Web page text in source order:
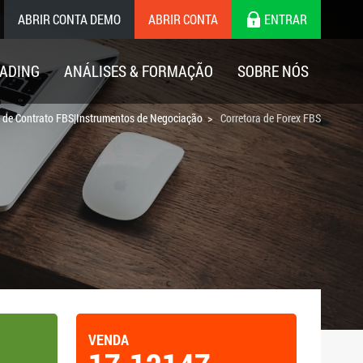
ABRIR CONTA DEMO ABRIR CONTA ENTRAR
ANÁLISES & FORMAÇÃO SOBRE NÓS
Contrato FBS|Instrumentos de Negociação Corretora de Forex FBS
VENDA